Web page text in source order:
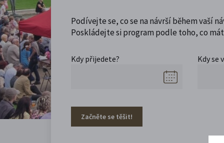
Podívejte se, co se na návrší během vaší
Poskládejte si program podle toho, co
Kdy přijedete? Kdy se
Začněte se těšit!